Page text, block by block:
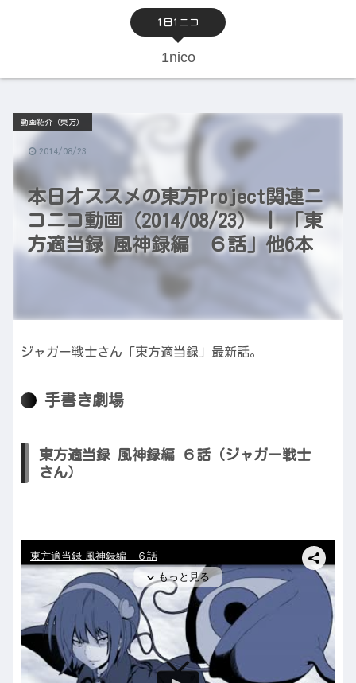
1日1ニコ
1nico
本日オススメの東方Project関連ニ
コニコ動画（2014/08/23） | 「東
方適当録 風神録編 ６話」他6本
動画紹介（東方）
2014/08/23
ジャガー戦士さん「東方適当録」最新話。
手書き劇場
東方適当録 風神録編 ６話（ジャガー戦士
さん）